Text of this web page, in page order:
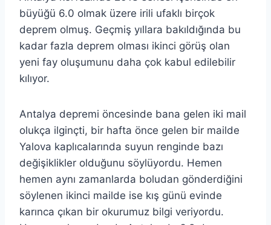
büyüğü 6.0 olmak üzere irili ufaklı birçok
deprem olmuş. Geçmiş yıllara bakıldığında bu
kadar fazla deprem olması ikinci görüş olan
yeni fay oluşumunu daha çok kabul edilebilir
kılıyor.
Antalya depremi öncesinde bana gelen iki mail
olukça ilginçti, bir hafta önce gelen bir mailde
Yalova kaplıcalarında suyun renginde bazı
değişiklikler olduğunu söylüyordu. Hemen
hemen aynı zamanlarda boludan gönderdiğini
söylenen ikinci mailde ise kış günü evinde
karınca çıkan bir okurumuz bilgi veriyordu.